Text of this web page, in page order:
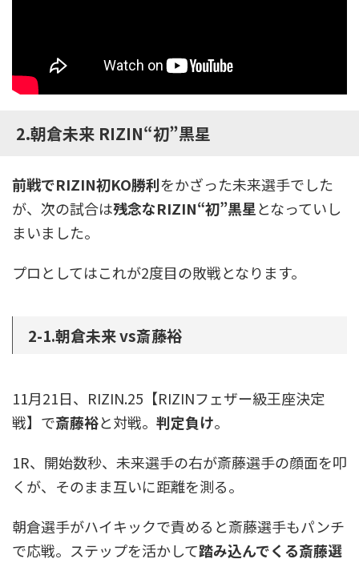
2.朝倉未来 RIZIN“初”黒星
前戦でRIZIN初KO勝利をかざった未来選手でした
が、次の試合は残念なRIZIN“初”黒星となっていし
まいました。
プロとしてはこれが2度目の敗戦となります。
2-1.朝倉未来 vs斎藤裕
11月21日、RIZIN.25【RIZINフェザー級王座決定
戦】で斎藤裕と対戦。 判定負け。
1R、開始数秒、未来選手の右が斎藤選手の顔面を叩
くが、そのまま互いに距離を測る。
朝倉選手がハイキックで責めると斎藤選手もパンチ
で応戦。ステップを活かして踏み込んでくる斎藤選